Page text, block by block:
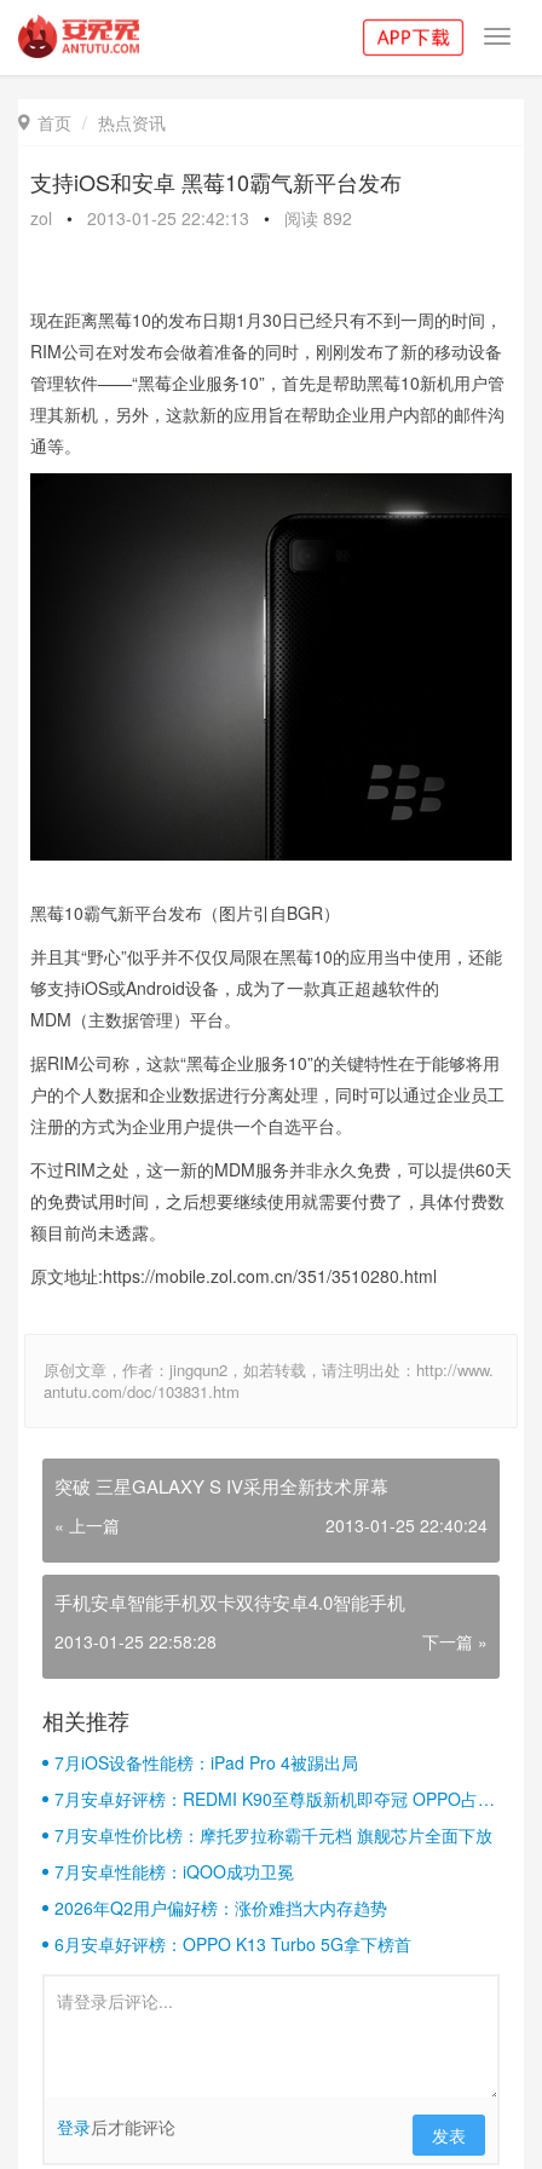
 首页 热点资讯
支持iOS和安卓 黑莓10霸气新平台发布
zol • 2013-01-25 22:42:13 • 阅读 892
现在距离黑莓10的发布日期1月30日已经只有不到一周的时间，
RIM公司在对发布会做着准备的同时，刚刚发布了新的移动设备
管理软件——“黑莓企业服务10”，首先是帮助黑莓10新机用户管
理其新机，另外，这款新的应用旨在帮助企业用户内部的邮件沟
通等。
黑莓10霸气新平台发布（图片引自BGR）
并且其“野心”似乎并不仅仅局限在黑莓10的应用当中使用，还能
够支持iOS或Android设备，成为了一款真正超越软件的
MDM（主数据管理）平台。
据RIM公司称，这款“黑莓企业服务10”的关键特性在于能够将用
户的个人数据和企业数据进行分离处理，同时可以通过企业员工
注册的方式为企业用户提供一个自选平台。
不过RIM之处，这一新的MDM服务并非永久免费，可以提供60天
的免费试用时间，之后想要继续使用就需要付费了，具体付费数
额目前尚未透露。
原文地址:https://mobile.zol.com.cn/351/3510280.html
原创文章，作者：jingqun2，如若转载，请注明出处：http://www.
antutu.com/doc/103831.htm
突破 三星GALAXY S IV采用全新技术屏幕
« 上一篇 2013-01-25 22:40:24
手机安卓智能手机双卡双待安卓4.0智能手机
2013-01-25 22:58:28 下一篇 »
相关推荐
7月iOS设备性能榜：iPad Pro 4被踢出局
7月安卓好评榜：REDMI K90至尊版新机即夺冠 OPPO占据
半壁江山
7月安卓性价比榜：摩托罗拉称霸千元档 旗舰芯片全面下放
7月安卓性能榜：iQOO成功卫冕
2026年Q2用户偏好榜：涨价难挡大内存趋势
6月安卓好评榜：OPPO K13 Turbo 5G拿下榜首
登录后才能评论 发表